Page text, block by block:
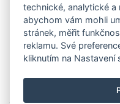
NOVÁ
technické, analytické
abychom vám mohli
stránek, měřit
reklamu. Své
kliknutím na Nastavení